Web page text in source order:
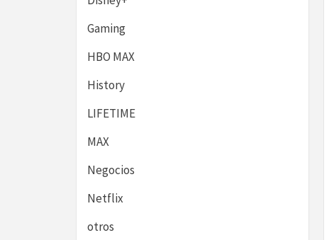
Gaming
HBO MAX
History
LIFETIME
MAX
Negocios
Netflix
otros